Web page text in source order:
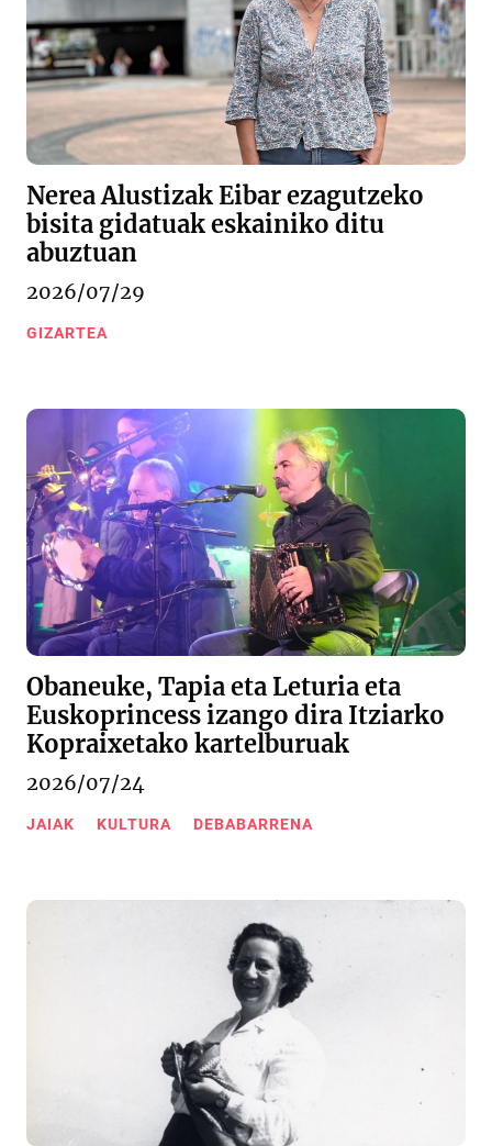
Nerea Alustizak Eibar ezagutzeko
bisita gidatuak eskainiko ditu
abuztuan
2026/07/29
GIZARTEA
Obaneuke, Tapia eta Leturia eta
Euskoprincess izango dira Itziarko
Kopraixetako kartelburuak
2026/07/24
JAIAK KULTURA DEBABARRENA